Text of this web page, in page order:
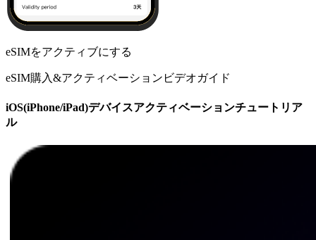
eSIMをアクティブにする
eSIM購入&アクティベーションビデオガイド
iOS(iPhone/iPad)デバイスアクティベーションチュートリア
ル